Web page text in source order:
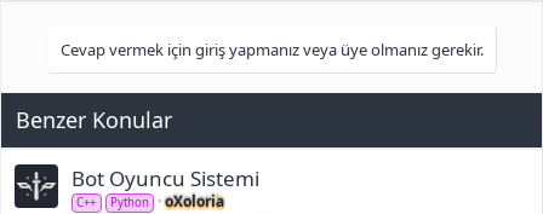
Cevap vermek için giriş yapmanız veya üye olmanız gerekir.
Benzer Konular
Bot Oyuncu Sistemi
C++ Python
oXoloria